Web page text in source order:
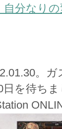
分なり
。
日を待ち